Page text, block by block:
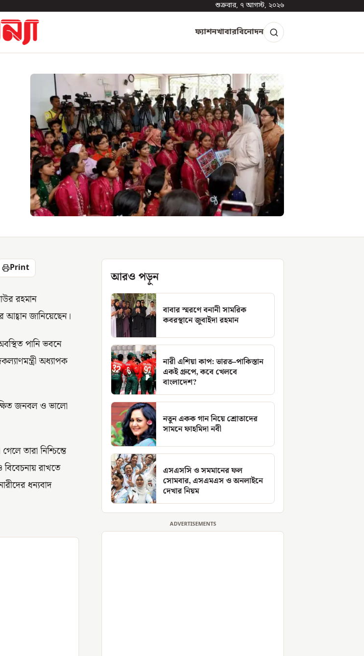
শুক্রবার, ৭ আগস্ট, ২০২৬
ফ্যাশনখাবারবিনোদন
Print
রহমান
আহ্বান জানিয়েছেন।
পানি ভবনে
অধ্যাপক
জনবল ও ভালো
তারা নিশ্চিন্তে
রাখতে
ধন্যবাদ
আরও পড়ুন
বাবার স্মরণে বনানী সামরিক
কবরস্থানে জুবাইদা রহমান
নারী এশিয়া কাপ: ভারত–পাকিস্তান
একই গ্রুপে, কবে খেলবে
বাংলাদেশ?
নতুন একক গান নিয়ে শ্রোতাদের
সামনে ফাহমিদা নবী
এসএসসি ও সমমানের ফল
সোমবার, এসএমএস ও অনলাইনে
দেখার নিয়ম
ADVERTISEMENTS